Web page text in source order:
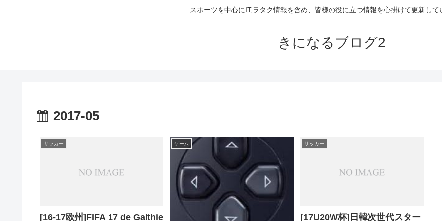
スポーツを中心にIT,ヲタク情報を含め、皆様の役に立つ情報を心掛けて更新して
きになるブログ2
2017-05
サッカー
[16-17欧州]FIFA 17 de Galthie
ゲーム サッカー
[17U20W杯]日韓次世代スター